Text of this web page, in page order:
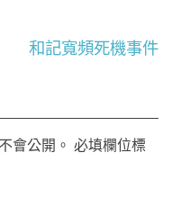
和記寬頻死機事件
會公開。 必填欄位標